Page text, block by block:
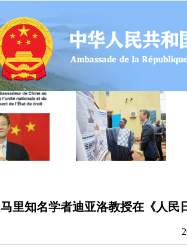
马里知名学者迪亚洛教授在《人民